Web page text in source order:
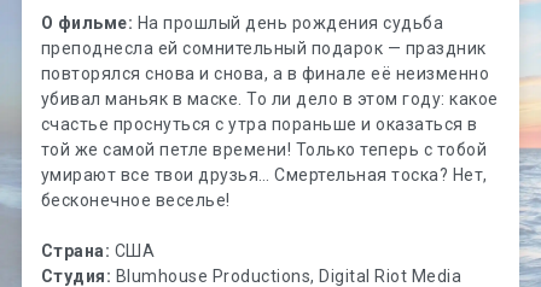
О фильме: На прошлый день рождения судьба
преподнесла ей сомнительный подарок — праздник
повторялся снова и снова, а в финале её неизменно
убивал маньяк в маске. То ли дело в этом году: какое
счастье проснуться с утра пораньше и оказаться в
той же самой петле времени! Только теперь с тобой
умирают все твои друзья… Смертельная тоска? Нет,
бесконечное веселье!
Страна: США
Студия: Blumhouse Productions, Digital Riot Media